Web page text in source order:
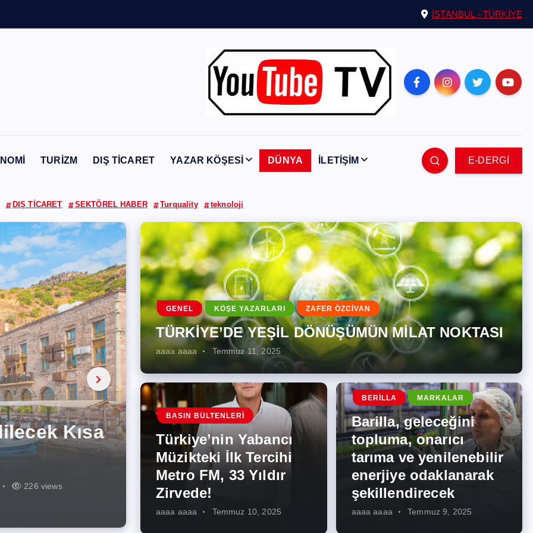
İSTANBUL - TÜRKİYE
TURİZM DIŞ TİCARET YAZAR KÖŞESİ DÜNYA İLETİŞİM E-DERGİ
DIŞ TİCARET SEKTÖREL HABER Turquality teknoloji
343 views
İlk
Zirvede!
272 views
onarıcı
274 views
Enerji
İş
286 views
Kısa
226 views
Artması
261 views
GENEL KÖŞE YAZARLARI ZAFER ÖZCİVAN
TÜRKİYE’DE YEŞİL DÖNÜŞÜMÜN MİLAT NOKTASI
aaaa aaaa Temmuz 11, 2025
BASIN BÜLTENLERI
Türkiye’nin Yabancı
Müzikteki İlk Tercihi
Metro FM, 33 Yıldır
Zirvede!
aaaa aaaa Temmuz 10, 2025
BERILLA MARKALAR
Barilla, geleceğini
topluma, onarıcı
tarıma ve yenilenebilir
enerjiye odaklanarak
şekillendirecek
aaaa aaaa Temmuz 9, 2025